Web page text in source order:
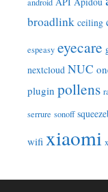
broadlink ceiling
espeasy eyecare
nextcloud NUC
plugin pollens
serrure sonoff
wifi xiaomi